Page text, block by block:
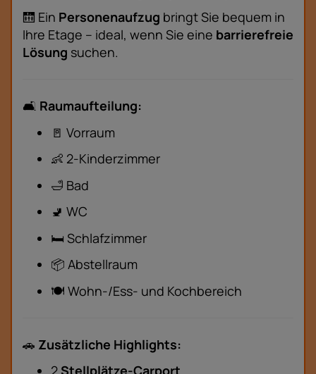
🛗 Ein Personenaufzug bringt Sie bequem in
Ihre Etage – ideal, wenn Sie eine barrierefreie
Lösung suchen.
🛋️ Raumaufteilung:
🚪 Vorraum
👶 2-Kinderzimmer
🛁 Bad
🚽 WC
🛏️ Schlafzimmer
📦 Abstellraum
🍽️ Wohn-/Ess- und Kochbereich
🚗 Zusätzliche Highlights:
2 Stellplätze-Carport